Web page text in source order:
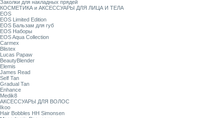
Заколки для накладных прядей
КОСМЕТИКА и АКСЕССУАРЫ ДЛЯ ЛИЦА И ТЕЛА
EOS
EOS Limited Edition
EOS Бальзам для губ
EOS Наборы
EOS Aqua Collection
Carmex
Blistex
Lucas Papaw
BeautyBlender
Elemis
James Read
Self Tan
Gradual Tan
Enhance
Medik8
АКСЕССУАРЫ ДЛЯ ВОЛОС
Ikoo
Hair Bobbles HH Simonsen